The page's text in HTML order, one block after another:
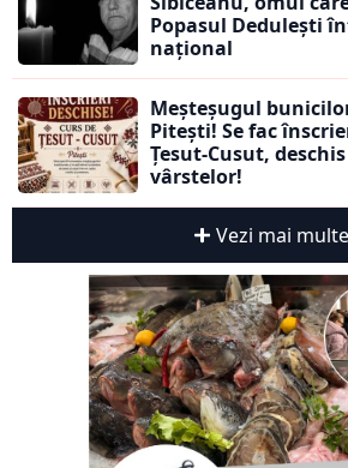
Popasul Dedulești
național
Meșteșugul
Pitești! Se fac
Țesut-Cusut,
vârstelor!
Vezi mai multe